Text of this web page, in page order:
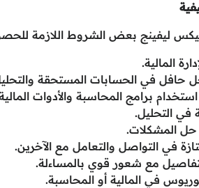
ليفينج بعض الشروط اللازمة
المالية.
حافل في الحسابات المستحقة والتحليل
برامج المحاسبة والأدوات
في التحليل.
حل المشكلات.
في التواصل والتعامل مع الآخرين.
مع شعور قوي بالمساءلة.
في المالية أو المحاسبة.